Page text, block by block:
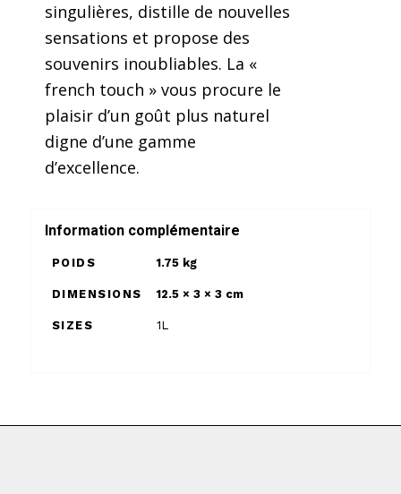
singulières, distille de nouvelles
sensations et propose des
souvenirs inoubliables. La «
french touch » vous procure le
plaisir d’un goût plus naturel
digne d’une gamme
d’excellence.
Information complémentaire
POIDS 1.75 kg
DIMENSIONS 12.5 × 3 × 3 cm
SIZES 1L